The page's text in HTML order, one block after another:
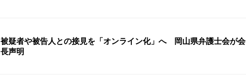
被疑者や被告人との接見を「オンライン化」へ 岡山県弁護士会が会
長声明